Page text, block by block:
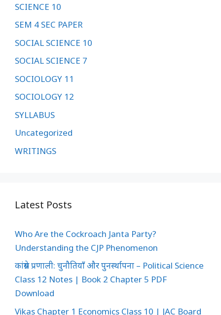
SCIENCE 10
SEM 4 SEC PAPER
SOCIAL SCIENCE 10
SOCIAL SCIENCE 7
SOCIOLOGY 11
SOCIOLOGY 12
SYLLABUS
Uncategorized
WRITINGS
Latest Posts
Who Are the Cockroach Janta Party?
Understanding the CJP Phenomenon
कांग्रेस प्रणाली: चुनौतियाँ और पुनर्स्थापना – Political Science
Class 12 Notes | Book 2 Chapter 5 PDF
Download
Vikas Chapter 1 Economics Class 10 | JAC Board